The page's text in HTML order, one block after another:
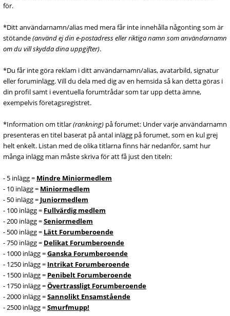
för.
*Ditt användarnamn/alias med mera får inte innehålla någonting som är
stötande(använd ej din e-postadress eller riktiga namn som användarnamn
om du vill skydda dina uppgifter).
*Du får inte göra reklam i ditt användarnamn/alias, avatarbild, signatur
eller foruminlägg. Vill du dela med dig av en hemsida så kan detta göras i
din profil samt i eventuella forumtrådar som tar upp detta ämne,
exempelvis företagsregistret.
*Information om titlar(rankning) på forumet: Under varje användarnamn
presenteras en titel baserat på antal inlägg på forumet, som en kul grej
helt enkelt. Listan med de olika titlarna finns här nedanför, samt hur
många inlägg man måste skriva för att få just den titeln:
- 5 inlägg = Mindre Miniormedlem
- 10 inlägg = Miniormedlem
- 50 inlägg = Juniormedlem
- 100 inlägg = Fullvärdig medlem
- 200 inlägg =Seniormedlem
- 500 inlägg = Lätt Forumberoende
- 750 inlägg = Delikat Forumberoende
- 1000 inlägg =Ganska Forumberoende
- 1250 inlägg = Intrikat Forumberoende
- 1500 inlägg = Penibelt Forumberoende
- 1750 inlägg =Övertrassligt Forumberoende
- 2000 inlägg =Sannolikt Ensamstående
- 2500 inlägg =Smurfmupp!